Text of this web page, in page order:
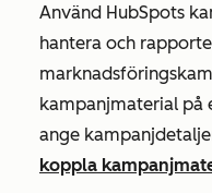
Använd HubSpots
hantera och
kampanjmaterial på
ange
koppla